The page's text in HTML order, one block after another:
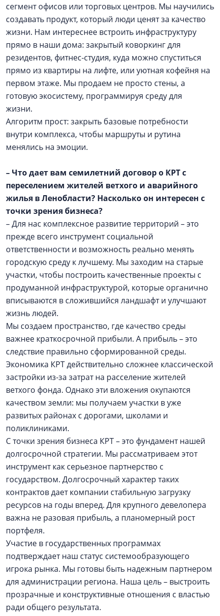
сегмент офисов или торговых центров. Мы научились
создавать продукт, который люди ценят за качество
жизни. Нам интереснее встроить инфраструктуру
прямо в наши дома: закрытый коворкинг для
резидентов, фитнес-студия, куда можно спуститься
прямо из квартиры на лифте, или уютная кофейня на
первом этаже. Мы продаем не просто стены, а
готовую экосистему, программируя среду для
жизни.
Алгоритм прост: закрыть базовые потребности
внутри комплекса, чтобы маршруты и рутина
менялись на эмоции.
– Что дает вам семилетний договор о КРТ с
переселением жителей ветхого и аварийного
жилья в Ленобласти? Насколько он интересен с
точки зрения бизнеса?
– Для нас комплексное развитие территорий – это
прежде всего инструмент социальной
ответственности и возможность реально менять
городскую среду к лучшему. Мы заходим на старые
участки, чтобы построить качественные проекты с
продуманной инфраструктурой, которые органично
вписываются в сложившийся ландшафт и улучшают
жизнь людей.
Мы создаем пространство, где качество среды
важнее краткосрочной прибыли. А прибыль – это
следствие правильно сформированной среды.
Экономика КРТ действительно сложнее классической
застройки из-за затрат на расселение жителей
ветхого фонда. Однако эти вложения окупаются
качеством земли: мы получаем участки в уже
развитых районах с дорогами, школами и
поликлиниками.
С точки зрения бизнеса КРТ – это фундамент нашей
долгосрочной стратегии. Мы рассматриваем этот
инструмент как серьезное партнерство с
государством. Долгосрочный характер таких
контрактов дает компании стабильную загрузку
ресурсов на годы вперед. Для крупного девелопера
важна не разовая прибыль, а планомерный рост
портфеля.
Участие в государственных программах
подтверждает наш статус системообразующего
игрока рынка. Мы готовы быть надежным партнером
для администрации региона. Наша цель – выстроить
прозрачные и конструктивные отношения с властью
ради общего результата.